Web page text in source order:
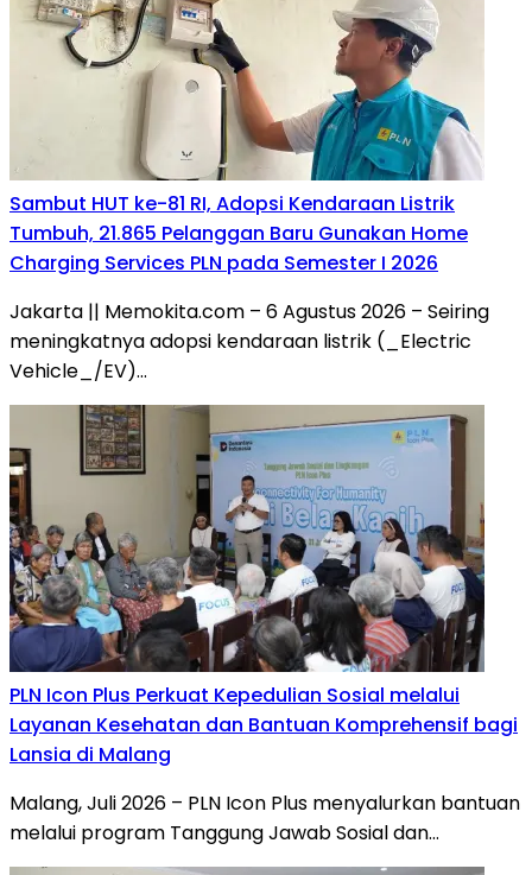
Sambut HUT ke-81 RI, Adopsi Kendaraan Listrik
Tumbuh, 21.865 Pelanggan Baru Gunakan Home
Charging Services PLN pada Semester I 2026
Jakarta || Memokita.com – 6 Agustus 2026 – Seiring
meningkatnya adopsi kendaraan listrik (_Electric
Vehicle_/EV)…
PLN Icon Plus Perkuat Kepedulian Sosial melalui
Layanan Kesehatan dan Bantuan Komprehensif bagi
Lansia di Malang
Malang, Juli 2026 – PLN Icon Plus menyalurkan bantuan
melalui program Tanggung Jawab Sosial dan…